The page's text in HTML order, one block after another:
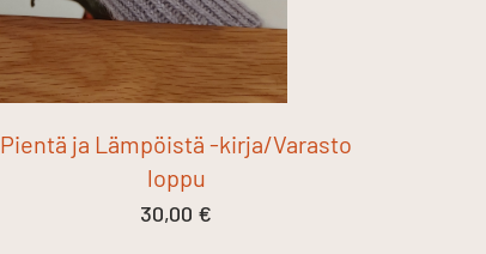
Pientä ja Lämpöistä -kirja/Varasto
loppu
30,00 €